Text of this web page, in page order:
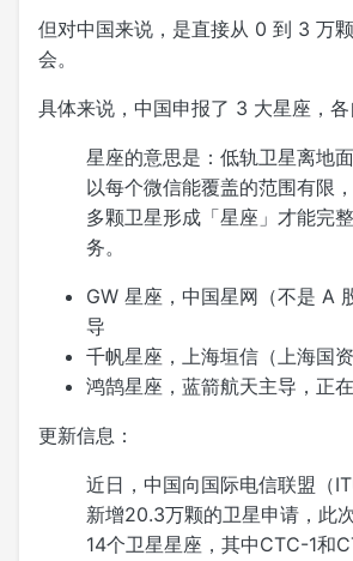
但对中国来说，是直接从 0 到 3 万
会。
具体来说，中国申报了 3 大星座，各
星座的意思是：低轨卫星离地
以每个微信能覆盖的范围有限
多颗卫星形成「星座」才能完
务。
GW 星座，中国星网（不是 A
导
千帆星座，上海垣信（上海国资
鸿鹄星座，蓝箭航天主导，正在
更新信息：
近日，中国向国际电信联盟（
新增20.3万颗的卫星申请，此
14个卫星星座，其中CTC-1和